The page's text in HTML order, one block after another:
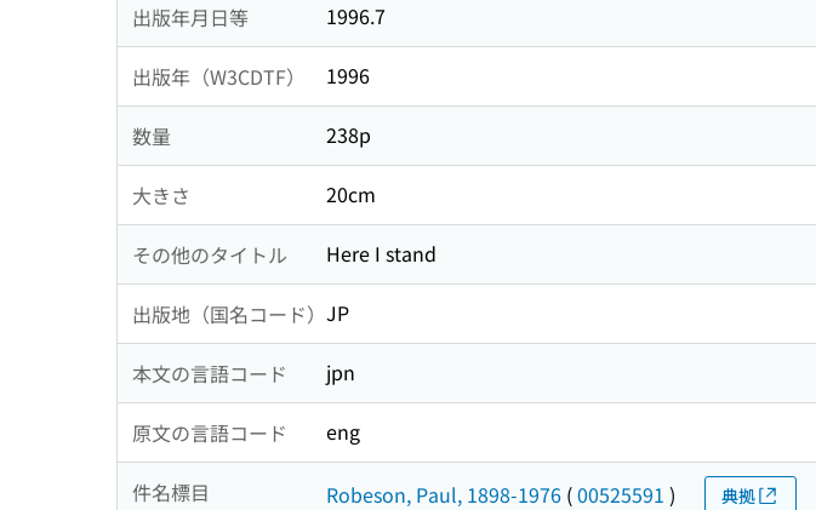
出版年月日等 1996.7
出版年（W3CDTF） 1996
数量 238p
大きさ 20cm
その他のタイトル Here I stand
出版地（国名コード） JP
本文の言語コード jpn
原文の言語コード eng
件名標目 Robeson, Paul, 1898-1976 (00525591 ) 典拠